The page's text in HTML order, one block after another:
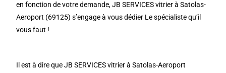
en fonction de votre demande, JB SERVICES vitrier à Satolas-
Aeroport (69125) s’engage à vous dédier Le spécialiste qu’il
vous faut !
Il est à dire que JB SERVICES vitrier à Satolas-Aeroport